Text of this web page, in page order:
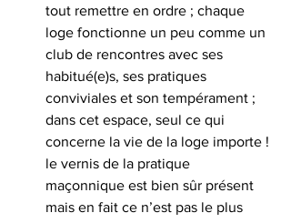
tout remettre en ordre ; chaque
loge fonctionne un peu comme un
club de rencontres avec ses
habitué(e)s, ses pratiques
conviviales et son tempérament ;
dans cet espace, seul ce qui
concerne la vie de la loge importe !
le vernis de la pratique
maçonnique est bien sûr présent
mais en fait ce n’est pas le plus